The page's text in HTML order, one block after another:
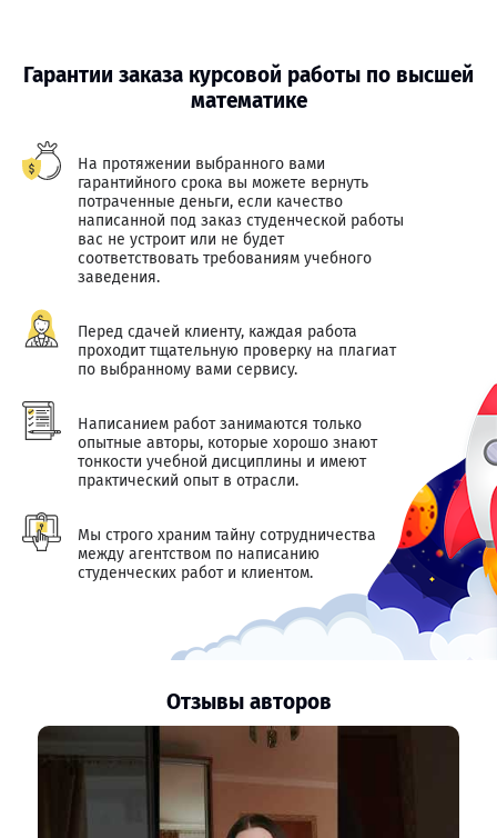
Гарантии заказа курсовой работы по высшей
математике
На протяжении выбранного вами
гарантийного срока вы можете вернуть
потраченные деньги, если качество
написанной под заказ студенческой работы
вас не устроит или не будет
соответствовать требованиям учебного
заведения.
Перед сдачей клиенту, каждая работа
проходит тщательную проверку на плагиат
по выбранному вами сервису.
Написанием работ занимаются только
опытные авторы, которые хорошо знают
тонкости учебной дисциплины и имеют
практический опыт в отрасли.
Мы строго храним тайну сотрудничества
между агентством по написанию
студенческих работ и клиентом.
Отзывы авторов